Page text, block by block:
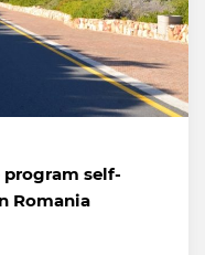
program self-
Romania